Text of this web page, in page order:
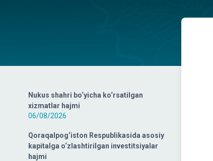
Nukus shahri bo‘yicha ko‘rsatilgan
xizmatlar hajmi
06/08/2026
Qoraqalpog‘iston Respublikasida asosiy
kapitalga o‘zlashtirilgan investitsiyalar
hajmi